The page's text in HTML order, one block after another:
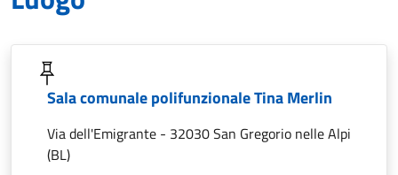
Sala comunale polifunzionale Tina Merlin
Via dell'Emigrante - 32030 San Gregorio nelle Alpi
(BL)